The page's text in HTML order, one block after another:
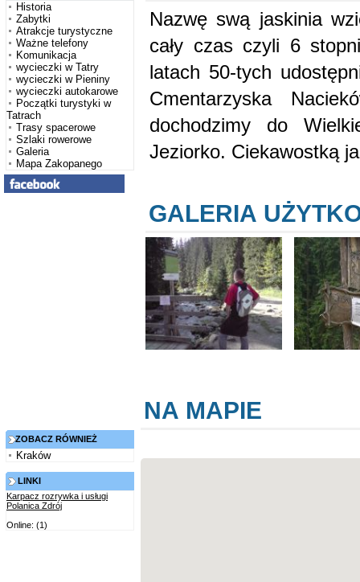
Historia
Zabytki
Atrakcje turystyczne
Ważne telefony
Komunikacja
wycieczki w Tatry
wycieczki w Pieniny
wycieczki autokarowe
Początki turystyki w
Tatrach
Trasy spacerowe
Szlaki rowerowe
Galeria
Mapa Zakopanego
ZOBACZ RÓWNIEŻ
Kraków
LINKI
Karpacz rozrywka i usługi
Polanica Zdrój
Online: (1)
Nazwę swą jaskinia
cały czas czyli 6
latach 50-tych
Cmentarzyska
dochodzimy do
Jeziorko. Ciekawostką
GALERIA
NA MAPIE